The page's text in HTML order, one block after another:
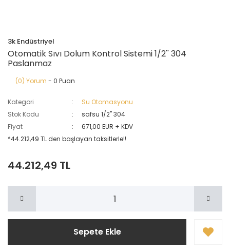
3k Endüstriyel
Otomatik Sıvı Dolum Kontrol Sistemi 1/2'' 304
Paslanmaz
(0) Yorum - 0 Puan
Kategori
Su Otomasyonu
Stok Kodu
safsu 1/2'' 304
Fiyat
671,00 EUR + KDV
*44.212,49 TL den başlayan taksitlerle!!
44.212,49 TL
Sepete Ekle